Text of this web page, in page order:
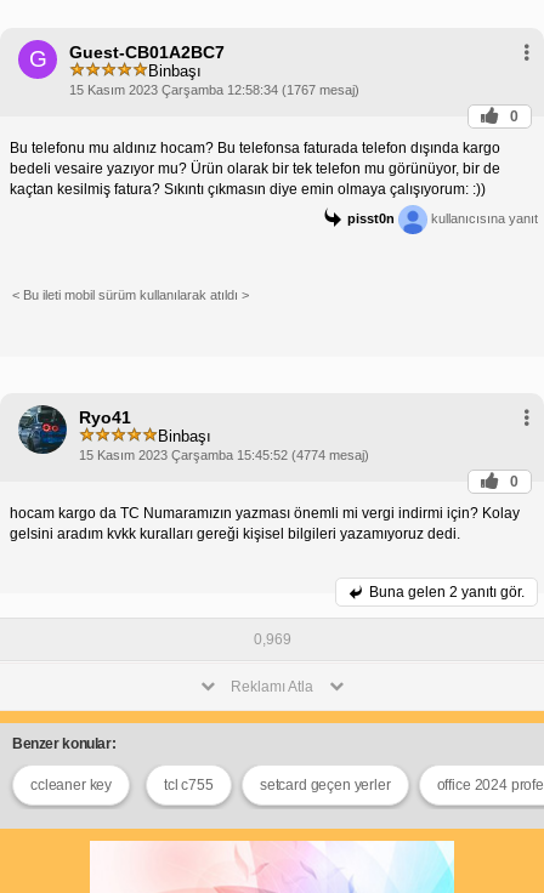
G Guest-CB01A2BC7
Binbaşı
15 Kasım 2023 Çarşamba 12:58:34 (1767 mesaj)
0
Bu telefonu mu aldınız hocam? Bu telefonsa faturada telefon dışında kargo
bedeli vesaire yazıyor mu? Ürün olarak bir tek telefon mu görünüyor, bir de
kaçtan kesilmiş fatura? Sıkıntı çıkmasın diye emin olmaya çalışıyorum: :))
pisst0n kullanıcısına yanıt
< Bu ileti mobil sürüm kullanılarak atıldı >
Ryo41
Binbaşı
15 Kasım 2023 Çarşamba 15:45:52 (4774 mesaj)
0
hocam kargo da TC Numaramızın yazması önemli mi vergi indirmi için? Kolay
gelsini aradım kvkk kuralları gereği kişisel bilgileri yazamıyoruz dedi.
Buna gelen 2 yanıtı gör.
0,969
Reklamı Atla
Benzer konular:
ccleaner key tcl c755 setcard geçen yerler office 2024